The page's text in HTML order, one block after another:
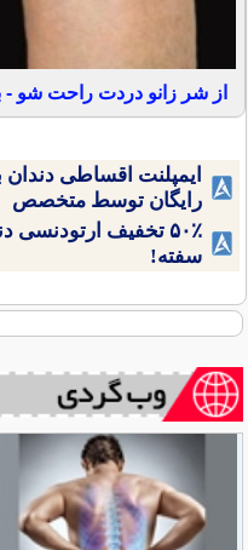
از شر زانو دردت راحت شو
ایمپلنت اقساطی
رایگان توسط متخصص
۵۰٪ تخفیف
سفته!